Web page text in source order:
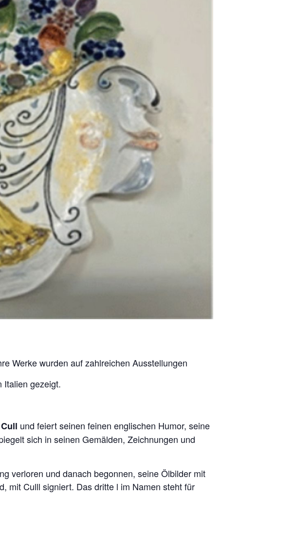
Werke wurden auf zahlreichen Ausstellungen
Italien gezeigt.
und feiert seinen feinen englischen Humor, seine
sich in seinen Gemälden, Zeichnungen und
verloren und danach begonnen, seine Ölbilder mit
mit Culll signiert. Das dritte l im Namen steht für